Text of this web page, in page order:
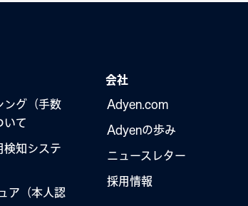
ング（手数
いて
検知システ
ア（本人認
会社
Adyen.com
Adyenの歩み
ニュースレター
採用情報